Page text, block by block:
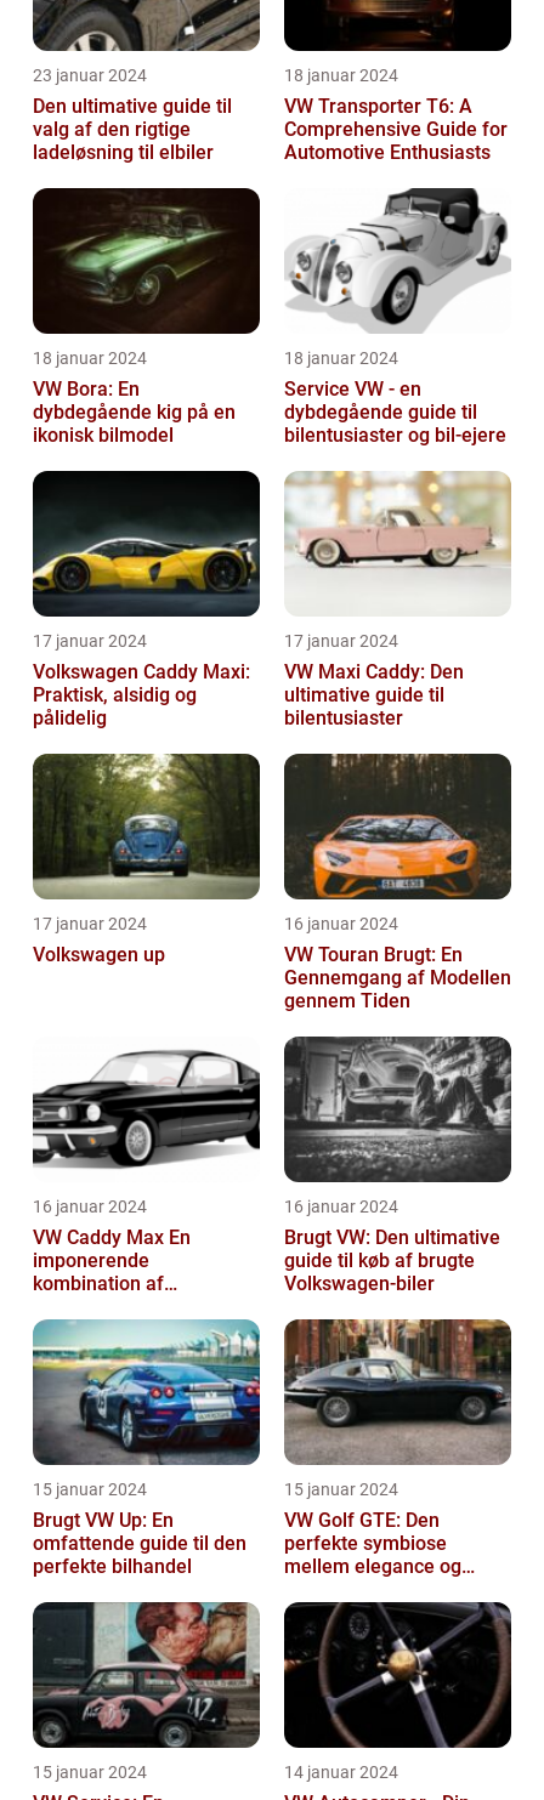
23 januar 2024
Den ultimative guide til
valg af den rigtige
ladeløsning til elbiler
18 januar 2024
VW Transporter T6: A
Comprehensive Guide for
Automotive Enthusiasts
18 januar 2024
VW Bora: En
dybdegående kig på en
ikonisk bilmodel
18 januar 2024
Service VW - en
dybdegående guide til
bilentusiaster og bil-ejere
17 januar 2024
Volkswagen Caddy Maxi:
Praktisk, alsidig og
pålidelig
17 januar 2024
VW Maxi Caddy: Den
ultimative guide til
bilentusiaster
17 januar 2024
Volkswagen up
16 januar 2024
VW Touran Brugt: En
Gennemgang af Modellen
gennem Tiden
16 januar 2024
VW Caddy Max En
imponerende
kombination af
og komfort
16 januar 2024
Brugt VW: Den ultimative
guide til køb af brugte
Volkswagen-biler
15 januar 2024
Brugt VW Up: En
omfattende guide til den
perfekte bilhandel
15 januar 2024
VW Golf GTE: Den
perfekte symbiose
mellem elegance og
15 januar 2024 14 januar 2024